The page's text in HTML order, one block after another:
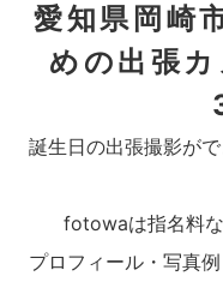
愛知県岡崎
めの出張
誕生日の出張撮影が
fotowaは指名料
プロフィール・写真